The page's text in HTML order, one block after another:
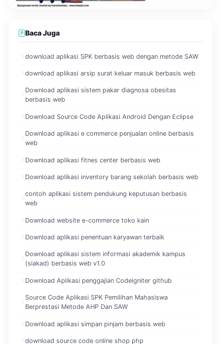
Baca Juga
download aplikasi SPK berbasis web dengan metode SAW
download aplikasi arsip surat keluar masuk berbasis web
Download aplikasi sistem pakar diagnosa obesitas
berbasis web
Download Source Code Aplikasi Android Dengan Eclipse
Download aplikasi e commerce penjualan online berbasis
web
Download aplikasi fitnes center berbasis web
Download aplikasi inventory barang sekolah berbasis web
contoh aplikasi sistem pendukung keputusan berbasis
web
Download website e-commerce toko kain
Download aplikasi penentuan karyawan terbaik
Download aplikasi sistem informasi akademik kampus
(siakad) berbasis web v1.0
Download Aplikasi penggajian Codeigniter github
Source Code Aplikasi SPK Pemilihan Mahasiswa
Berprestasi Metode AHP Dan SAW
Download aplikasi simpan pinjam berbasis web
download source code online shop php